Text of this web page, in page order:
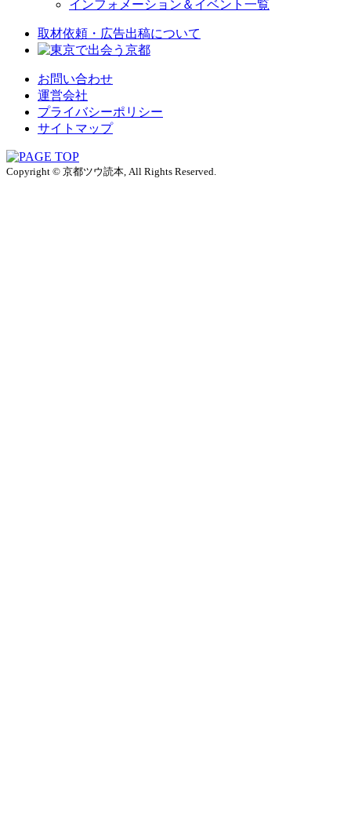
インフォメーション＆イベント一覧
取材依頼・広告出稿について
お問い合わせ
運営会社
プライバシーポリシー
サイトマップ
Copyright © 京都ツウ読本, All Rights Reserved.